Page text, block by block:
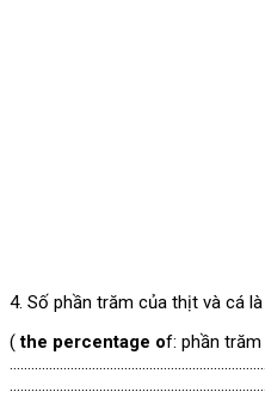
4. Số phần trăm của thịt và cá
(the percentage of: phần